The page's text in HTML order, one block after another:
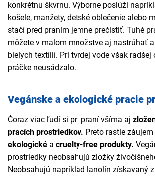
konkrétnu škvrnu. Výborne poslúži
košele, manžety, detské oblečenie alebo
stačí pred praním jemne prečistiť. Tuhé
môžete v malom množstve aj nastrúhať
bielych textílií. Pri tvrdej vode však radšej
práčke neusádzalo.
Vegánske a ekologické pracie
Čoraz viac ľudí si pri praní všíma aj
pracích prostriedkov. Preto rastie záujem
ekologické a cruelty-free produkty.
prostriedky neobsahujú zložky
Neobsahujú napríklad lanolín získavaný